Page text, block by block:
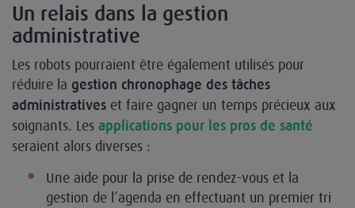
Un relais dans la gestion
administrative
Les robots pourraient être également utilisés pour
réduire la gestion chronophage des tâches
administratives et faire gagner un temps précieux aux
soignants. Les applications pour les pros de santé
seraient alors diverses :
Une aide pour la prise de rendez-vous et la
gestion de l’agenda en effectuant un premier tri